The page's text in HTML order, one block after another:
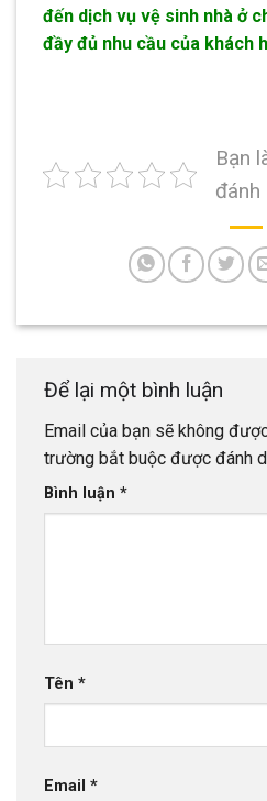
đến dịch vụ vệ sinh nhà ở
đầy đủ nhu cầu của khách
Bạn
đánh
Để lại một bình luận
Email của bạn sẽ không
trường bắt buộc được đánh
Bình luận *
Tên *
Email *